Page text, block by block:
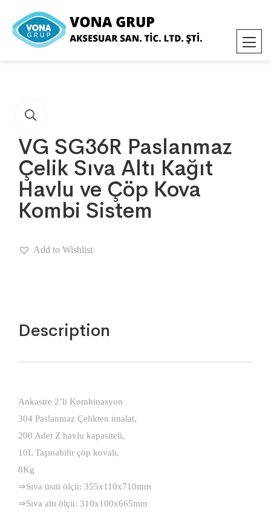
VG SG36R Paslanmaz
Çelik Sıva Altı Kağıt
Havlu ve Çöp Kova
Kombi Sistem
Add to Wishlist
Description
Ankastre 2’li Kombinasyon
304 Paslanmaz Çelikten imalat,
200 Adet Z havlu kapasiteli,
10L Taşınabilir çöp kovalı,
8Kg
⇒Sıva üstü ölçü: 355x110x710mm
⇒Sıva altı ölçü: 310x100x665mm